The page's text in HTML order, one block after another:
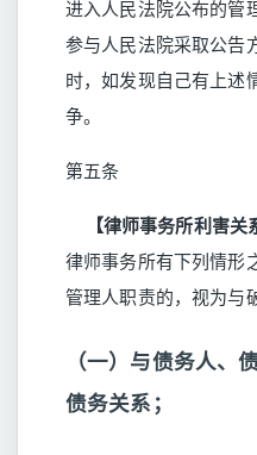
进入人民法院公布的管
参与人民法院采取公告
时，如发现自己有上述
争。
第五条
【律师事务所利害关
律师事务所有下列情形
管理人职责的，视为与
（一）与债务人、
债务关系；